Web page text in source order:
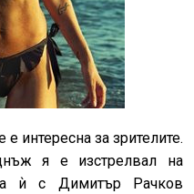
интересна за зрителите.
я е изстрелвал на
ѝ с Димитър Рачков